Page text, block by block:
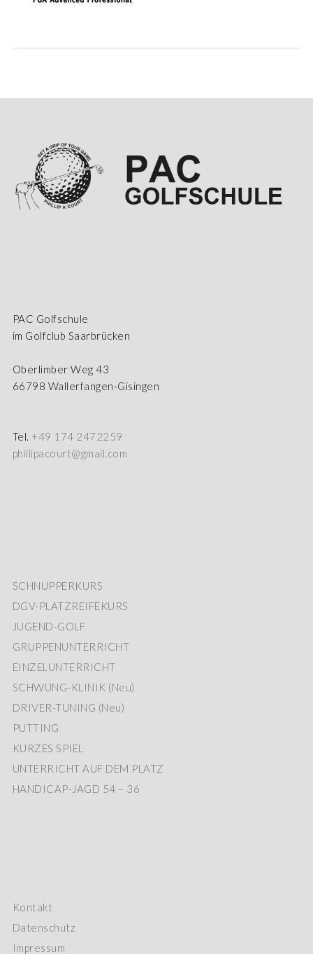
PAC Golfschule
im Golfclub Saarbrücken
Oberlimber Weg 43
66798 Wallerfangen-Gisingen
Tel. +49 174 2472259
phillipacourt@gmail.com
SCHNUPPERKURS
DGV-PLATZREIFEKURS
JUGEND-GOLF
GRUPPENUNTERRICHT
EINZELUNTERRICHT
SCHWUNG-KLINIK (Neu)
DRIVER-TUNING (Neu)
PUTTING
KURZES SPIEL
UNTERRICHT AUF DEM PLATZ
HANDICAP-JAGD 54 – 36
Kontakt
Datenschutz
Impressum